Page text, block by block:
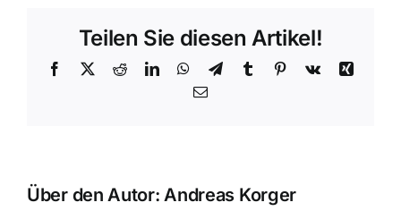
Teilen Sie diesen Artikel!
Facebook
X RedditLinkedInWhatsApp
TelegramTumblr Pinterest
Vk
Xing
E-
Über den Autor:Andreas Korger